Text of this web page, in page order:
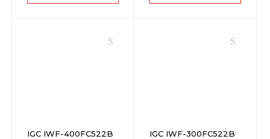
IGC IWF-400FC522B IGC IWF-300FC522B